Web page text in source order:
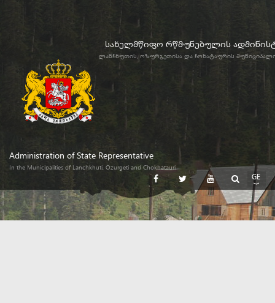
სახელმწიფო რწმუნებულის
ლანჩხუთის, ოზურგეთისა და ჩოხატაურის
Administration of State Representative
In the Municipalities of Lanchkhuti, Ozurgeti and Chokhatauri
GE
EN
RU